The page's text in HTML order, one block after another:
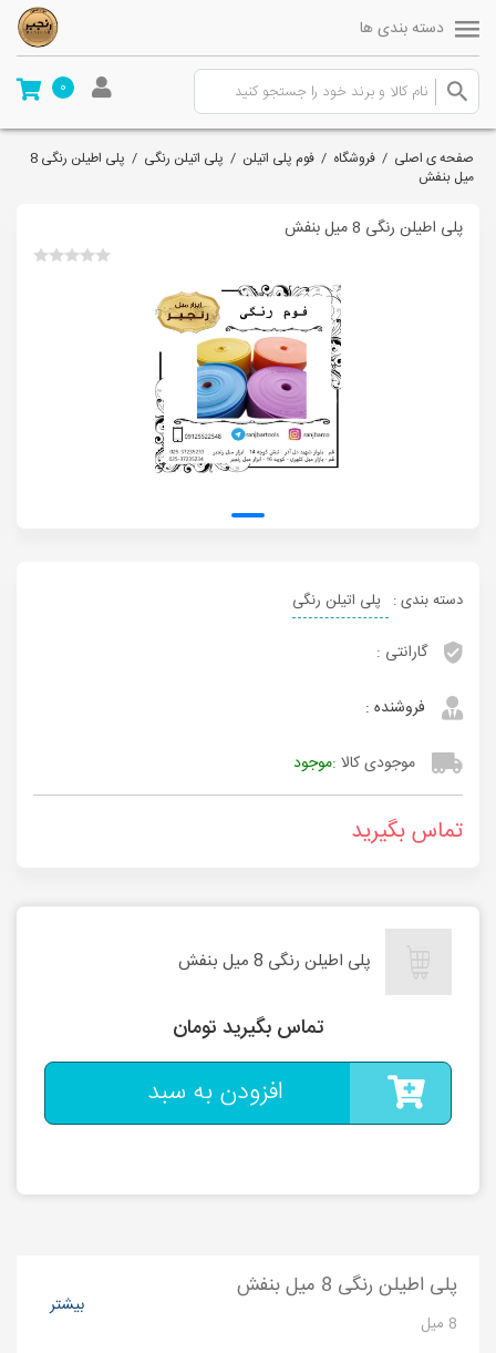
دسته بندی ها
0
صفحه ی اصلی / فروشگاه / فوم پلی اتیلن / پلی اتیلن رنگی /
پلی اطیلن رنگی 8
میل بنفش
پلی اطیلن رنگی 8 میل بنفش
دسته بندی : پلی اتیلن رنگی
گارانتی :
فروشنده :
موجودی کالا :موجود
تماس بگیرید
پلی اطیلن رنگی 8 میل بنفش
تماس بگیرید تومان
افزودن به سبد
پلی اطیلن رنگی 8 میل بنفش
8 میل
بیشتر